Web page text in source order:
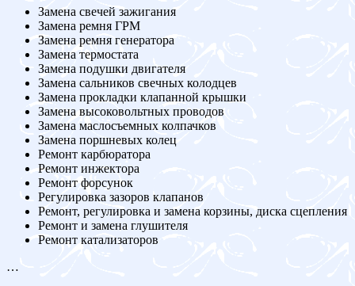
Замена свечей зажигания
Замена ремня ГРМ
Замена ремня генератора
Замена термостата
Замена подушки двигателя
Замена сальников свечных колодцев
Замена прокладки клапанной крышки
Замена высоковольтных проводов
Замена маслосъемных колпачков
Замена поршневых колец
Ремонт карбюратора
Ремонт инжектора
Ремонт форсунок
Регулировка зазоров клапанов
Ремонт, регулировка и замена корзины, диска сцепления
Ремонт и замена глушителя
Ремонт катализаторов
…